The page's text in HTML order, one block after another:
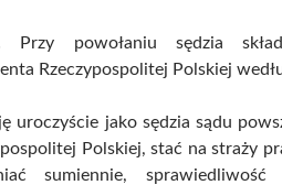
Przy powołaniu sędzia
Rzeczypospolitej Polskiej
uroczyście jako sędzia sądu
Polskiej, stać na straży
sumiennie,